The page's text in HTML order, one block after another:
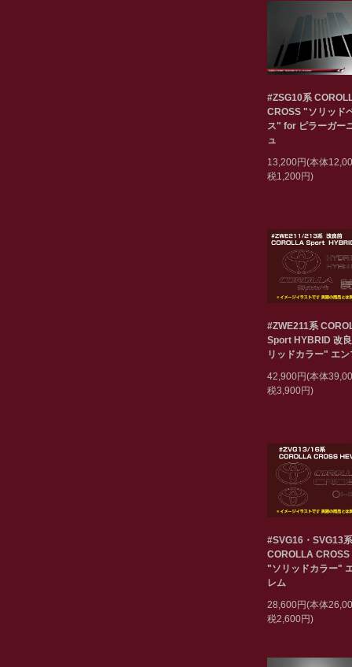
#ZSG10系
CROSS "ソリッド
ス" for ピラーガー
ュ
13,200円(本体
税1,200円)
#ZWE211系
Sport HYBRID 改
リッドカラー" エン
42,900円(本体
税3,900円)
#SVG16・SVG13系
COROLLA CROSS
"ソリッドカラー"
レム
28,600円(本体
税2,600円)